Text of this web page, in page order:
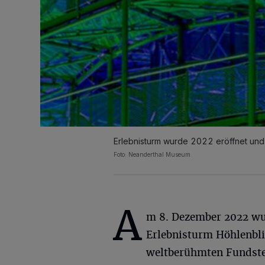
Erlebnisturm wurde 2022 eröffnet
Foto: Neanderthal Museum
A m 8. Dezember 2022
Erlebnisturm
weltberühmten